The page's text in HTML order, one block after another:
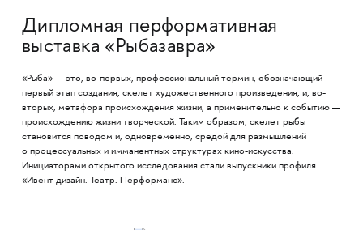
Дипломная перформативная
выставка «Рыбазавра»
«Рыба» — это, во-первых, профессиональный термин, обозначающий
первый этап создания, скелет художественного произведения, и, во-
вторых, метафора происхождения жизни, а применительно к событию —
происхождению жизни творческой. Таким образом, скелет рыбы
становится поводом и, одновременно, средой для размышлений
о процессуальных и имманентных структурах кино-искусства.
Инициаторами открытого исследования стали выпускники профиля
«Ивент-дизайн. Театр. Перформанс».